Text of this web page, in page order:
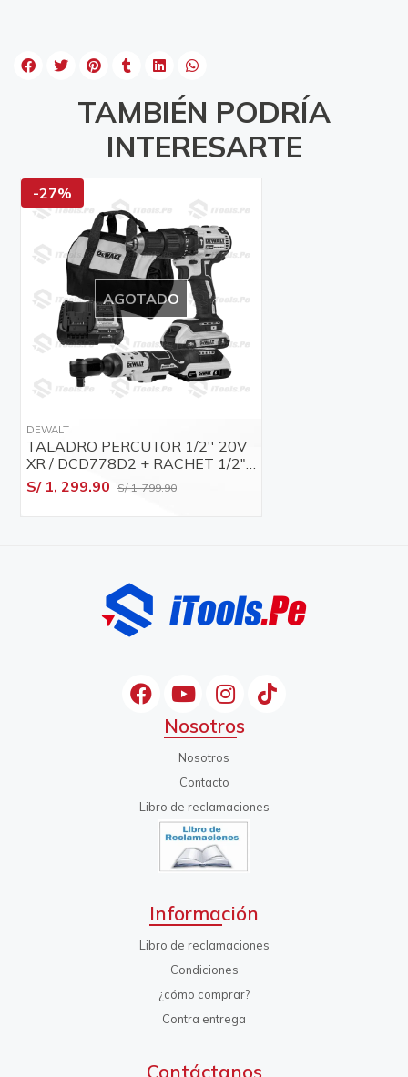
TAMBIÉN PODRÍA
INTERESARTE
-27%
AGOTADO
DEWALT
TALADRO PERCUTOR 1/2'' 20V
XR / DCD778D2 + RACHET 1/2"
20V BRUSHLESS BARETOOL 95
NM / DCF512B-B3
S/ 1, 299.90 S/ 1, 799.90
Nosotros
Nosotros
Contacto
Libro de reclamaciones
Información
Libro de reclamaciones
Condiciones
¿cómo comprar?
Contra entrega
Contáctanos